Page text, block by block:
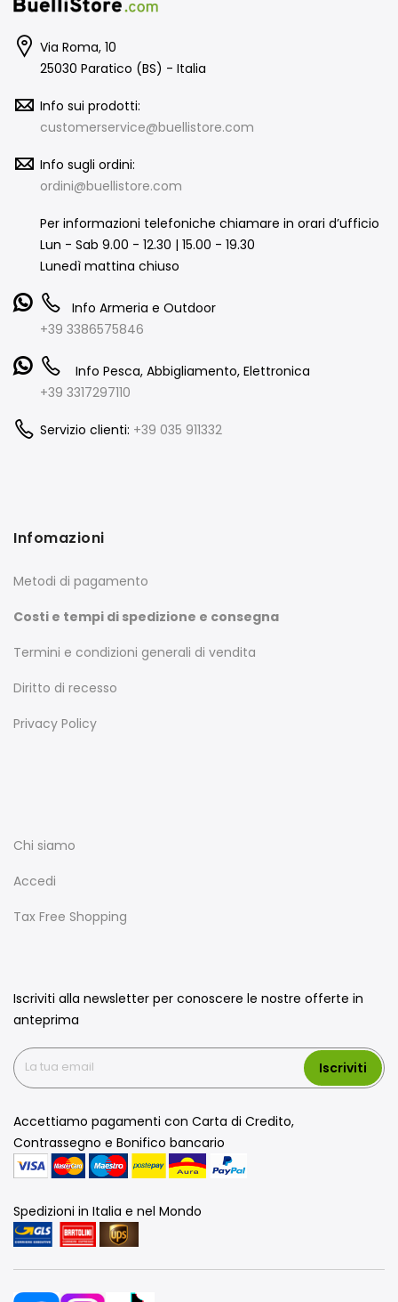
Via Roma, 10
25030 Paratico (BS) - Italia
Info sui prodotti:
customerservice@buellistore.com
Info sugli ordini:
ordini@buellistore.com
Per informazioni telefoniche chiamare in orari d’ufficio
Lun - Sab 9.00 - 12.30 | 15.00 - 19.30
Lunedì mattina chiuso
Info Armeria e Outdoor
+39 3386575846
Info Pesca, Abbigliamento, Elettronica
+39 3317297110
Servizio clienti: +39 035 911332
Infomazioni
Metodi di pagamento
Costi e tempi di spedizione e consegna
Termini e condizioni generali di vendita
Diritto di recesso
Privacy Policy
Chi siamo
Accedi
Tax Free Shopping
Iscriviti alla newsletter per conoscere le nostre offerte in
anteprima
Iscriviti
Accettiamo pagamenti con Carta di Credito,
Contrassegno e Bonifico bancario
Spedizioni in Italia e nel Mondo